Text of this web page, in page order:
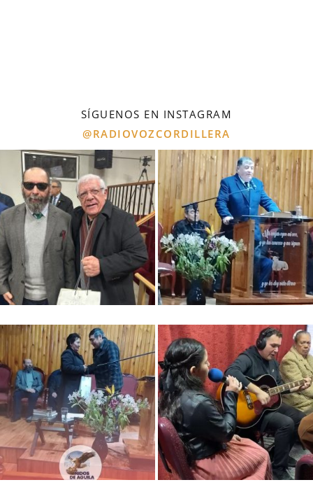
SÍGUENOS EN INSTAGRAM
@RADIOVOZCORDILLERA